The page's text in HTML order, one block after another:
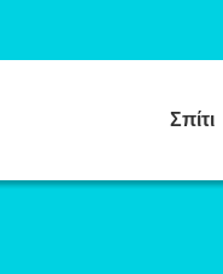
Σπίτι